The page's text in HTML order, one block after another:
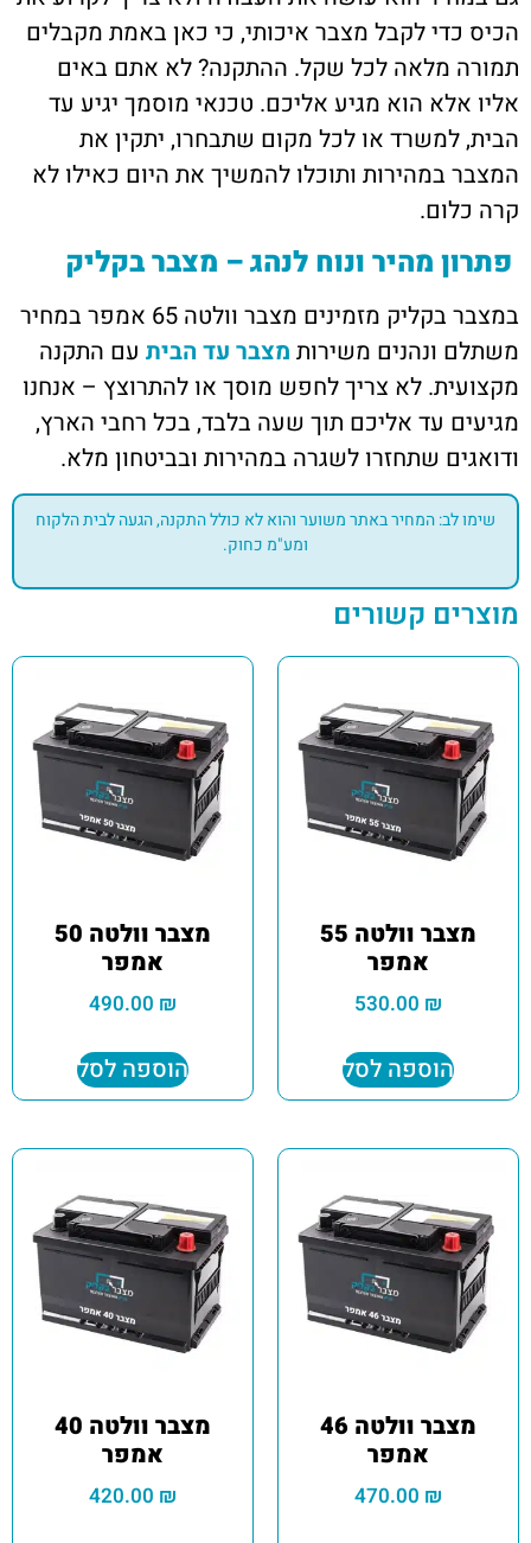
הכיס כדי לקבל מצבר איכותי, כי כאן באמת מקבלים
תמורה מלאה לכל שקל. ההתקנה? לא אתם באים
אליו אלא הוא מגיע אליכם. טכנאי מוסמך יגיע עד
הבית, למשרד או לכל מקום שתבחרו, יתקין את
המצבר במהירות ותוכלו להמשיך את היום כאילו לא
קרה כלום.
פתרון מהיר ונוח לנהג – מצבר בקליק
במצבר בקליק מזמינים מצבר וולטה 65 אמפר במחיר
משתלם ונהנים משירות מצבר עד הבית עם התקנה
מקצועית. לא צריך לחפש מוסך או להתרוצץ – אנחנו
מגיעים עד אליכם תוך שעה בלבד, בכל רחבי הארץ,
ודואגים שתחזרו לשגרה במהירות ובביטחון מלא.
שימו לב: המחיר באתר משוער והוא לא כולל התקנה, הגעה לבית הלקוח
ומע"מ כחוק.
מוצרים קשורים
מצבר וולטה 55
אמפר
530.00 ₪
הוספה לסל
מצבר וולטה 50
אמפר
490.00 ₪
הוספה לסל
מצבר וולטה 46
אמפר
470.00 ₪
מצבר וולטה 40
אמפר
420.00 ₪